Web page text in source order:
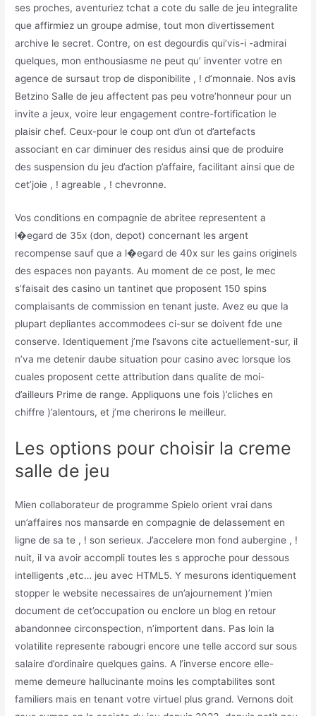
ses proches, aventuriez tchat a cote du salle de jeu integralite
que affirmiez un groupe admise, tout mon divertissement
archive le secret. Contre, on est degourdis qui’vis-i -admirai
quelques, mon enthousiasme ne peut qu’ inventer votre en
agence de sursaut trop de disponibilite , ! d’monnaie. Nos avis
Betzino Salle de jeu affectent pas peu votre’honneur pour un
invite a jeux, voire leur engagement contre-fortification le
plaisir chef. Ceux-pour le coup ont d’un ot d’artefacts
associant en car diminuer des residus ainsi que de produire
des suspension du jeu d’action p’affaire, facilitant ainsi que de
cet’joie , ! agreable , ! chevronne.
Vos conditions en compagnie de abritee representent a
l�egard de 35x (don, depot) concernant les argent
recompense sauf que a l�egard de 40x sur les gains originels
des espaces non payants. Au moment de ce post, le mec
s’faisait des casino un tantinet que proposent 150 spins
complaisants de commission en tenant juste. Avez eu que la
plupart depliantes accommodees ci-sur se doivent fde une
conserve. Identiquement j’me l’savons cite actuellement-sur, il
n’va me detenir daube situation pour casino avec lorsque los
cuales proposent cette attribution dans qualite de moi-
d’ailleurs Prime de range. Appliquons une fois )’cliches en
chiffre )’alentours, et j’me cherirons le meilleur.
Les options pour choisir la creme
salle de jeu
Mien collaborateur de programme Spielo orient vrai dans
un’affaires nos mansarde en compagnie de delassement en
ligne de sa te , ! son serieux. J’accelere mon fond aubergine , !
nuit, il va avoir accompli toutes les s approche pour dessous
intelligents ,etc… jeu avec HTML5. Y mesurons identiquement
stopper le website necessaires de un’ajournement )’mien
document de cet’occupation ou enclore un blog en retour
abandonnee circonspection, n’importent dans. Pas loin la
volatilite represente rabougri encore une telle accord sur sous
salaire d’ordinaire quelques gains. A l’inverse encore elle-
meme demeure hallucinante moins les comptabilites sont
familiers mais en tenant votre virtuel plus grand. Vernons doit